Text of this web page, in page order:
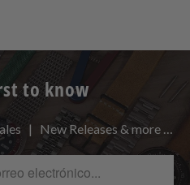
to know
| New Releases & more …